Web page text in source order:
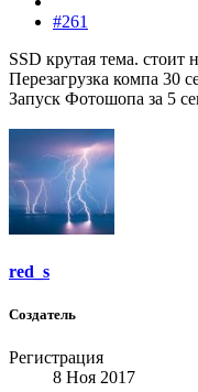
#261
SSD крутая тема.
Перезагрузка компа 30
Запуск Фотошопа за 5
red_s
Создатель
Регистрация
8 Ноя 2017